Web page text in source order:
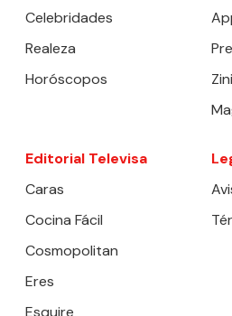
Celebridades
Realeza
Horóscopos
Editorial Televisa
Caras
Cocina Fácil
Cosmopolitan
Eres
Esquire